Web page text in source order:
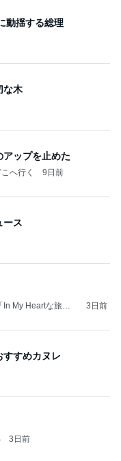
動揺する総理
な木
ップを止めた
へ行く 9日前
ース
My Heartな旅日
3日前
すすめカヌレ
3日前